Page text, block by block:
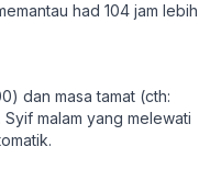
had 104 jam lebih
dan masa tamat (cth:
malam yang melewati